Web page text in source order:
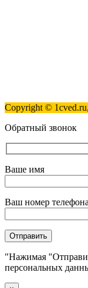
Copyright ©
Обратный звонок
Ваше имя
Ваш номер телефона
"Нажимая
персональных